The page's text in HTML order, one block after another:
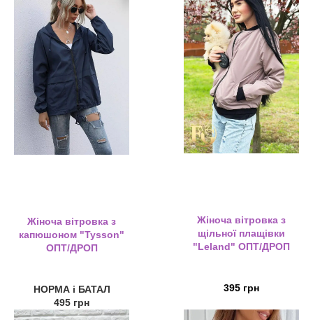
Жіноча вітровка з
капюшоном "Tysson"
ОПТ/ДРОП
НОРМА і БАТАЛ
495 грн
Жіноча вітровка з
щільної плащівки
"Leland" ОПТ/ДРОП
395 грн